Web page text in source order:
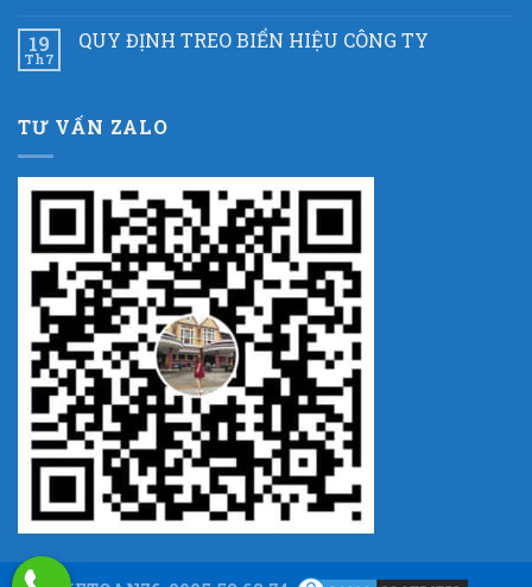
19
Th7
QUY ĐỊNH TREO BIỂN HIỆU CÔNG TY
TƯ VẤN ZALO